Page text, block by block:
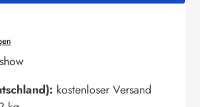
kostenloser Versand